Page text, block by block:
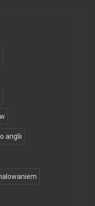
anglii